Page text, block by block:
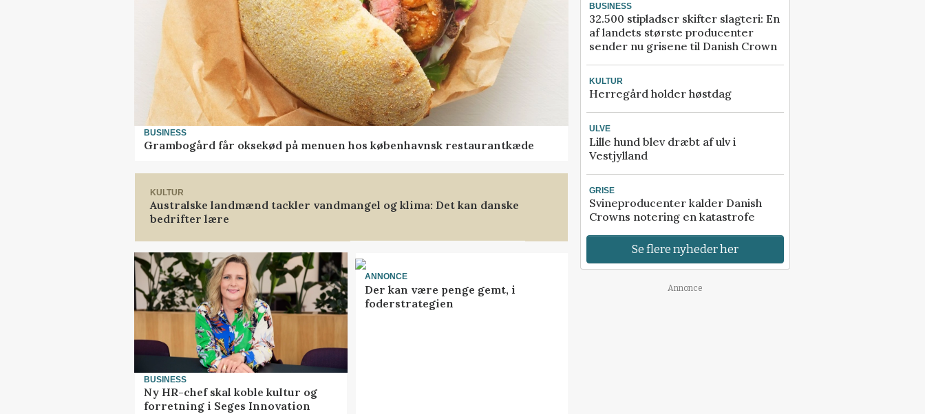
BUSINESS
Grambogård får oksekød på menuen hos københavnsk restaurantkæde
KULTUR
Australske landmænd tackler vandmangel og klima: Det kan danske
bedrifter lære
BUSINESS
Ny HR-chef skal koble kultur og
forretning i Seges Innovation
ANNONCE
Der kan være penge gemt, i
foderstrategien
BUSINESS
32.500 stipladser skifter slagteri: En
af landets største producenter
sender nu grisene til Danish Crown
KULTUR
Herregård holder høstdag
ULVE
Lille hund blev dræbt af ulv i
Vestjylland
GRISE
Svineproducenter kalder Danish
Crowns notering en katastrofe
Se flere nyheder her
Annonce